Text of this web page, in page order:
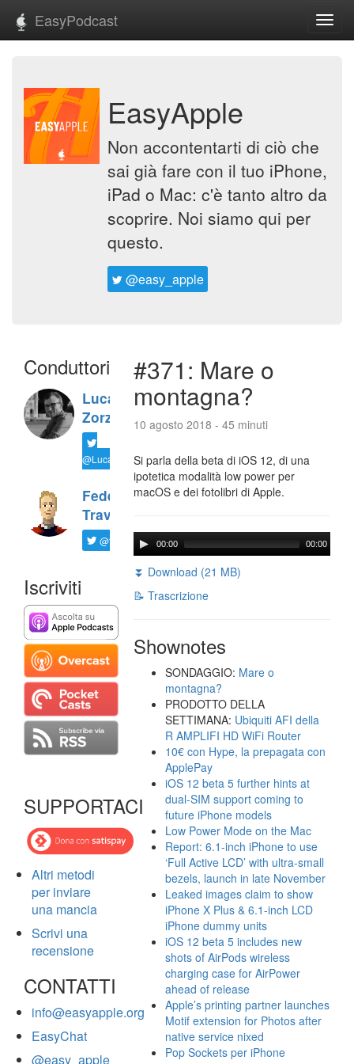
EasyPodcast
EasyApple
Non accontentarti di ciò che
sai già fare con il tuo iPhone,
iPad o Mac: c'è tanto altro da
scoprire. Noi siamo qui per
questo.
@easy_apple
Conduttori
Luca
Zorzi
@LucaTNT
Federico
Travaini
@ftrava
Iscriviti
SUPPORTACI
Altri metodi
per inviare
una mancia
Scrivi una
recensione
CONTATTI
info@easyapple.org
EasyChat
@easy_apple
#371: Mare o
montagna?
10 agosto 2018 - 45 minuti
Si parla della beta di iOS 12, di una
ipotetica modalità low power per
macOS e dei fotolibri di Apple.
00:00 00:00
⏬ Download (21 MB)
📝 Trascrizione
Shownotes
SONDAGGIO: Mare o
montagna?
PRODOTTO DELLA
SETTIMANA: Ubiquiti AFI della
R AMPLIFI HD WiFi Router
10€ con Hype, la prepagata con
ApplePay
iOS 12 beta 5 further hints at
dual-SIM support coming to
future iPhone models
Low Power Mode on the Mac
Report: 6.1-inch iPhone to use
‘Full Active LCD’ with ultra-small
bezels, launch in late November
Leaked images claim to show
iPhone X Plus & 6.1-inch LCD
iPhone dummy units
iOS 12 beta 5 includes new
shots of AirPods wireless
charging case for AirPower
ahead of release
Apple’s printing partner launches
Motif extension for Photos after
native service nixed
Pop Sockets per iPhone